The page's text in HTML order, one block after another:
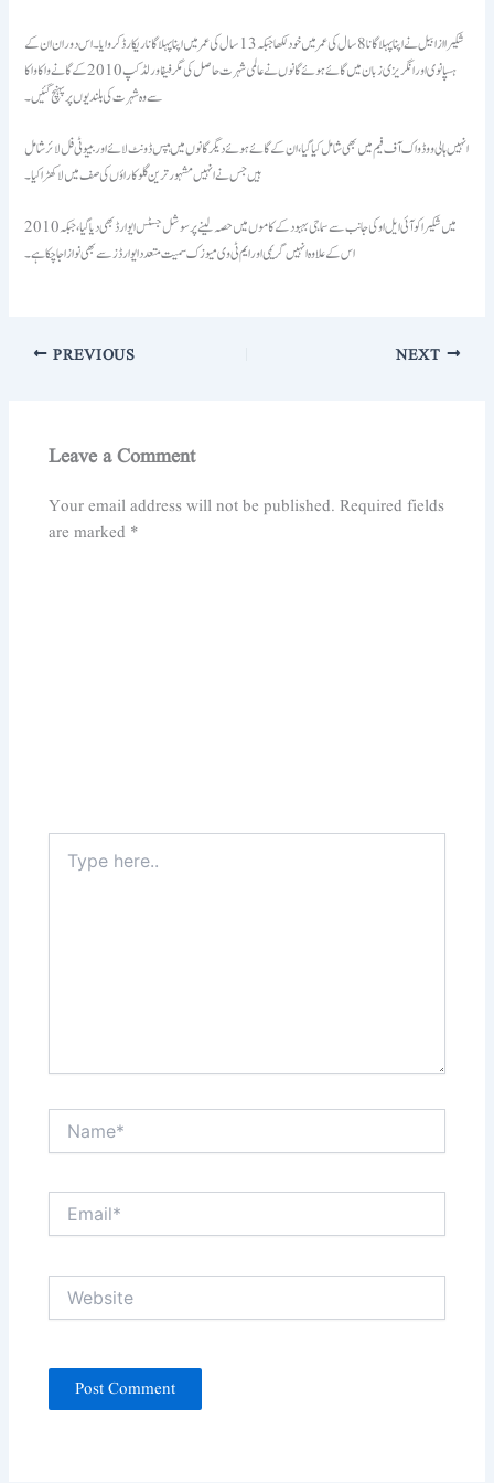
شکیرا ازابیل نے اپنا پہلا گانا 8 سال کی عمر میں خود لکھا جبکہ 13 سال کی عمرمیں اپنا پہلا گانا ریکارڈ کروایا۔ اس دوران ان کے
ہسپانوی اور انگریزی زبان میں گائے ہوئے گانوں نے عالمی شہرت حاصل کی مگر فیفاورلڈ کپ 2010کے گانے واکا واکا
سے وہ شہرت کی بلندیوں پر پہنچ گئیں ۔
انہیں ہالی ووڈ واک آف فیم میں بھی شامل کیا گیا، ان کے گائے ہوئے دیگر گانوں میں ہپس ڈونٹ لائے اور بییوٹی فل لائر شامل
ہیں جس نے انہیں مشہور ترین گلوکاراؤں کی صف میں لا کھڑا کیا۔
2010میں شکیرا کو آئی ایل او کی جانب سے سماجی بہبود کے کاموں میں حصہ لینے پر سوشل جسٹس ایوارڈ بھی دیا گیا، جبکہ
اس کے علاوہ انہیں گریمی اورایم ٹی وی میوزک سمیت متعدد ایوارڈز سے بھی نوازا جاچکا ہے۔
PREVIOUS NEXT
Leave a Comment
Your email address will not be published. Required fields
are marked *
here..
Email*
Website